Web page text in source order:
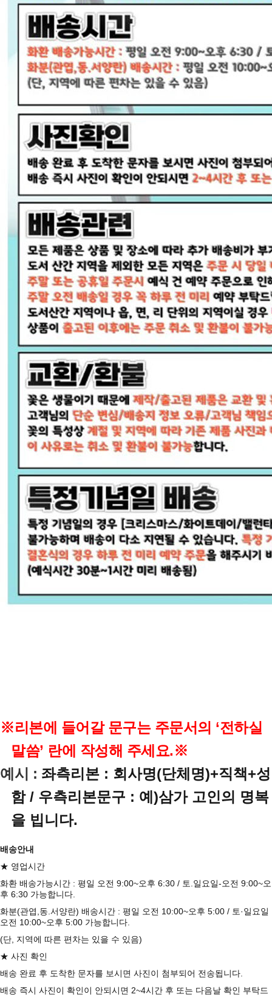
※리본에 들어갈 문구는 주문서의 ‘전하실
말씀’ 란에 작성해 주세요.※
예시 : 좌측리본 : 회사명(단체명)+직책+성
함 / 우측리본문구 : 예)삼가 고인의 명복
을 빕니다.
배송안내
★ 영업시간
화환 배송가능시간 : 평일 오전 9:00~오후 6:30 / 토.일요일-오전 9:00~오
후 6:30 가능합니다.
화분(관엽,동.서양란) 배송시간 : 평일 오전 10:00~오후 5:00 / 토·일요일
오전 10:00~오후 5:00 가능합니다.
(단, 지역에 따른 편차는 있을 수 있음)
★ 사진 확인
배송 완료 후 도착한 문자를 보시면 사진이 첨부되어 전송됩니다.
배송 즉시 사진이 확인이 안되시면 2~4시간 후 또는 다음날 확인 부탁드